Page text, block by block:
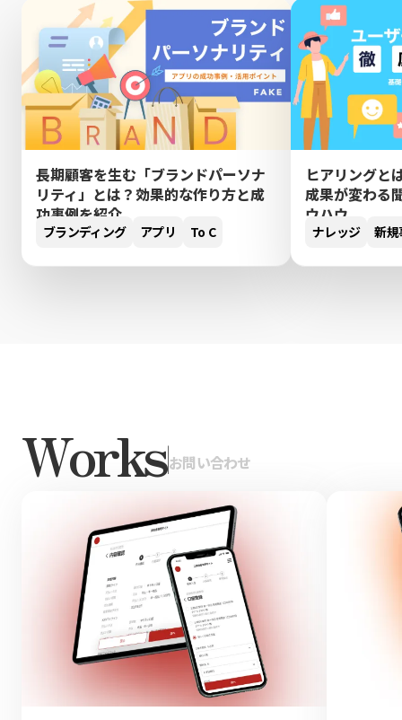
長期顧客を生む「ブランドパーソナ
リティ」とは？効果的な作り方と成
功事例を紹介
ブランディング アプリ To C
ヒアリングと
成果が変わる
ウハウ
ナレッジ 新規
Works|お問い合わせ